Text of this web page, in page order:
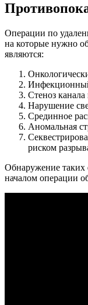
Операции по
на которые нужно
являются:
Стеноз
Нарушение
Срединное
Аномальная
риском
Обнаружение таких
началом операции